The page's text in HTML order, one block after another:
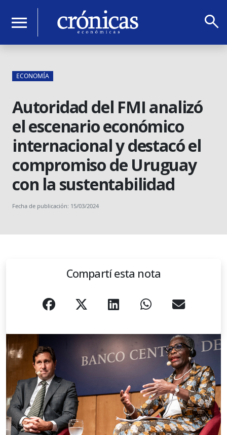
menu search
ECONOMÍA
Autoridad del FMI analizó
el escenario económico
internacional y destacó el
compromiso de Uruguay
con la sustentabilidad
Fecha de publicación: 15/03/2024
Compartí esta nota